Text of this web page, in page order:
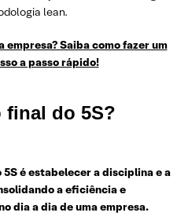
lean.
empresa? Saiba como fazer um
a passo rápido!
final do 5S?
é estabelecer a disciplina e a
a eficiência e
dia a dia de uma empresa.